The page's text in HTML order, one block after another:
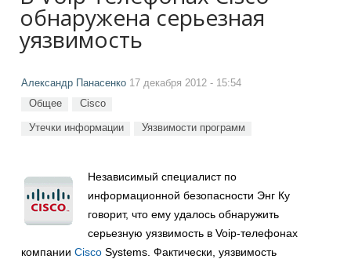
обнаружена серьезная
уязвимость
Александр Панасенко 17 декабря 2012 - 15:54
Общее Cisco
Утечки информации Уязвимости программ
Независимый специалист по
информационной безопасности Энг Ку
говорит, что ему удалось обнаружить
серьезную уязвимость в Voip-телефонах
компании Cisco Systems. Фактически, уязвимость